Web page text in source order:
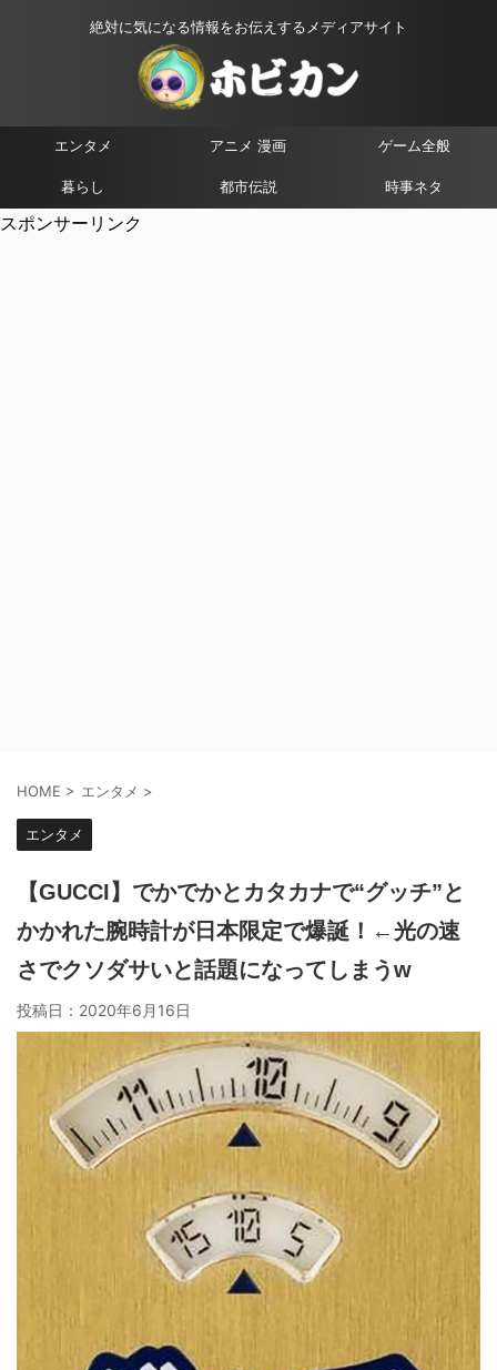
絶対に気になる情報をお伝えするメディアサイト
エンタメ アニメ 漫画 ゲーム全般
暮らし 都市伝説 時事ネタ
スポンサーリンク
HOME > エンタメ >
エンタメ
【GUCCI】でかでかとカタカナで“グッチ”と
かかれた腕時計が日本限定で爆誕！←光の速
さでクソダサいと話題になってしまうw
投稿日： 2020年6月16日